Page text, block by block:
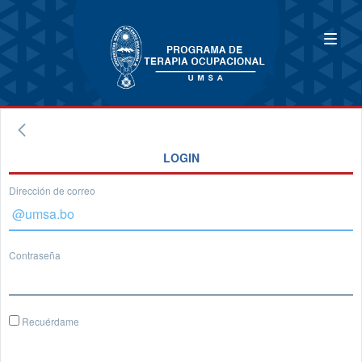
LOGIN
Dirección de correo
Contraseña
Recuérdame